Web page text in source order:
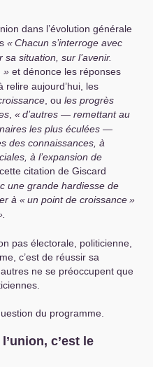
dans l’évolution générale
«Chacun s’interroge avec
situation, sur l’avenir.
» et dénonce les réponses
relire aujourd’hui, les
, ou les progrès
«d’autres — remettant au
les plus éculées —
des connaissances, à
à l’expansion de
citation de Giscard
une grande hardiesse de
à «un point de croissance»
pas électorale, politicienne,
c’est de réussir sa
ne se préoccupent que
du programme.
c’est le